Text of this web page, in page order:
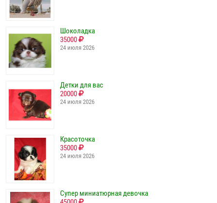
Шоколадка
35000
24 июля 2026
Детки для вас
20000
24 июля 2026
Красоточка
35000
24 июля 2026
Супер миниатюрная девочка